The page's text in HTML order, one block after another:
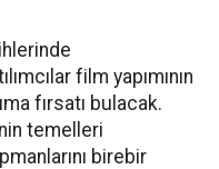
film yapımının
fırsatı bulacak.
temelleri
birebir